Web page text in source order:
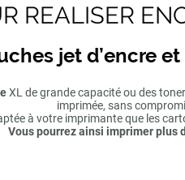
REALISER
jet d’encre
XL de grande capacité ou des
imprimée, sans
à votre imprimante que les
Vous pourrez ainsi imprimer plus